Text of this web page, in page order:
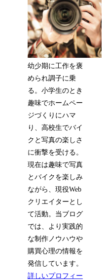
幼少期に工作を褒
められ調子に乗
る。小学生のとき
趣味でホームペー
ジづくりにハマ
り、高校生でバイ
クと写真の楽しさ
に衝撃を受ける。
現在は趣味で写真
とバイクを楽しみ
ながら、現役Web
クリエイターとし
て活動。当ブログ
では、より実践的
な制作ノウハウや
購買心理の情報を
発信しています。
詳しいプロフィー